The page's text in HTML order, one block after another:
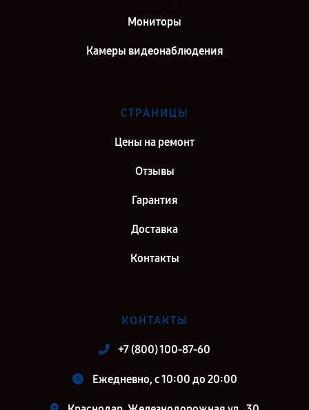
Мониторы
Камеры видеонаблюдения
СТРАНИЦЫ
Цены на ремонт
Отзывы
Гарантия
Доставка
Контакты
КОНТАКТЫ
+7 (800) 100-87-60
Ежедневно, с 10:00 до 20:00